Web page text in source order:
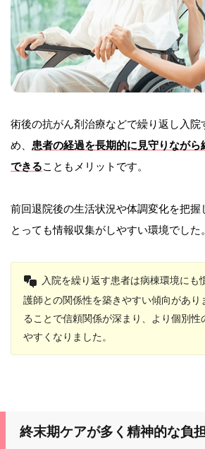
術後の抗がん剤治療などで繰り返し入院
め、 患者の経過を長期的に見守りなが
できることもメリットです。
前回退院後の生活状況や体調変化を把握
とっても情報収集がしやすい環境でした。
入院を繰り返す患者は病棟環境にも
護師との関係性を築きやすい傾向があり
ることで信頼関係が深まり、より個別性
やすくなりました。
終末期ケアが多く精神的な負